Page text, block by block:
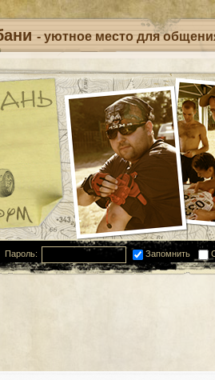
- уютное место для
Пароль: Запомнить